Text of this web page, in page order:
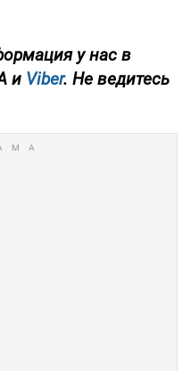
у нас в
и Viber. Не ведитесь